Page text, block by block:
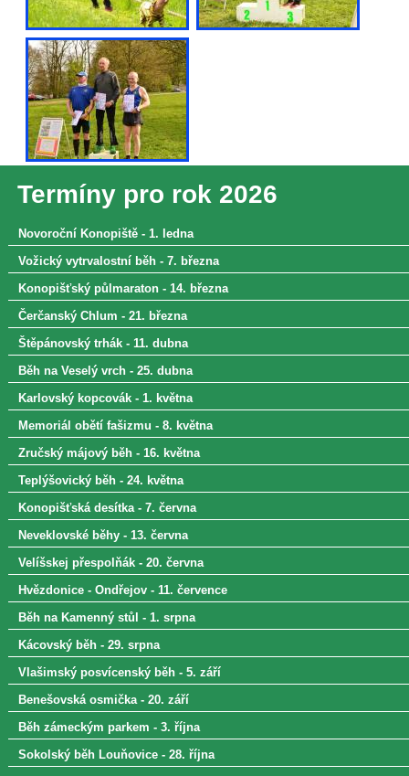
Termíny pro rok 2026
Novoroční Konopiště - 1. ledna
Vožický vytrvalostní běh - 7. března
Konopišťský půlmaraton - 14. března
Čerčanský Chlum - 21. března
Štěpánovský trhák - 11. dubna
Běh na Veselý vrch - 25. dubna
Karlovský kopcovák - 1. května
Memoriál obětí fašizmu - 8. května
Zručský májový běh - 16. května
Teplýšovický běh - 24. května
Konopišťská desítka - 7. června
Neveklovské běhy - 13. června
Velíšskej přespolňák - 20. června
Hvězdonice - Ondřejov - 11. července
Běh na Kamenný stůl - 1. srpna
Kácovský běh - 29. srpna
Vlašimský posvícenský běh - 5. září
Benešovská osmička - 20. září
Běh zámeckým parkem - 3. října
Sokolský běh Louňovice - 28. října